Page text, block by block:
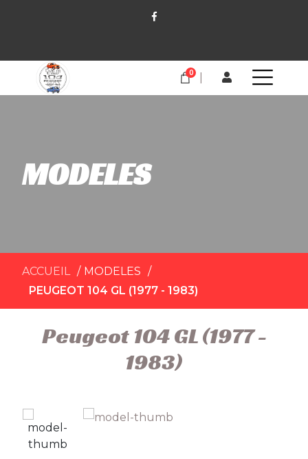
0
MODELES
ACCUEIL
MODELES
PEUGEOT 104 GL (1977 - 1983)
Peugeot 104 GL (1977 -
1983)